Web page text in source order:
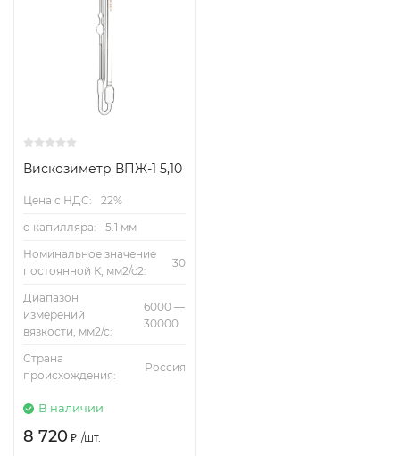
Вискозиметр ВПЖ-1 5,10
Цена с НДС:
22%
d капилляра:
5.1 мм
Номинальное значение
постоянной К, мм2/с2:
30
Диапазон
измерений
вязкости, мм2/с:
6000 —
30000
Страна
происхождения:
Россия
В наличии
8 720 ₽ /шт.